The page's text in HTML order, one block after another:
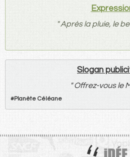
" Après la pluie, le
Slogan
" Offrez-vous le
#Planète Céléane